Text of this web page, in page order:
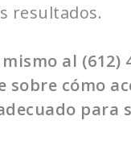
resultados.
al (612)
sobre cómo
para